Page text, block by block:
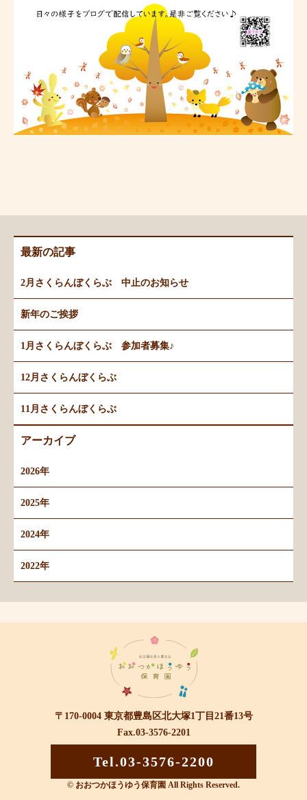
最新の記事
2月さくらんぼくらぶ 中止のお知らせ
新年のご挨拶
1月さくらんぼくらぶ 参加者募集♪
12月さくらんぼくらぶ
11月さくらんぼくらぶ
アーカイブ
2026年
2025年
2024年
2022年
〒170-0004 東京都豊島区北大塚1丁目21番13号
Fax.03-3576-2201
Tel.03-3576-2200
© おおつかほうゆう保育園 All Rights Reserved.